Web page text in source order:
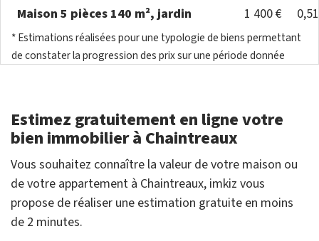
Maison 5 pièces 140 m², jardin
1 400 €
* Estimations réalisées pour une typologie de biens permettant
de constater la progression des prix sur une période donnée
Estimez gratuitement en ligne votre
bien immobilier à Chaintreaux
Vous souhaitez connaître la valeur de votre maison ou
de votre appartement à Chaintreaux, imkiz vous
propose de réaliser une estimation gratuite en moins
de 2 minutes.